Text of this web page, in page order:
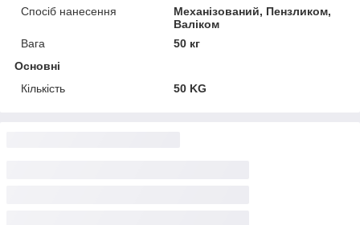
Спосіб нанесення
Механізований, Пензликом,
Валіком
Вага
50 кг
Основні
Кількість
50 KG